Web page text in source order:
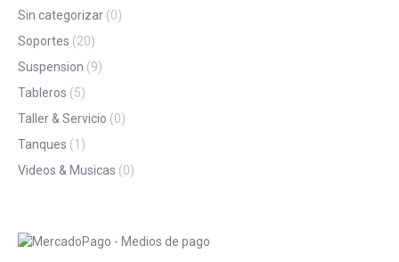
Sin categorizar (0)
Soportes (20)
Suspension (9)
Tableros (5)
Taller & Servicio (0)
Tanques (1)
Videos & Musicas (0)